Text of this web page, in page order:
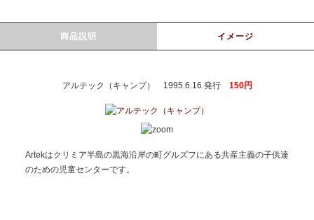
商品説明 イメージ
アルテック（キャンプ） 1995.6.16.発行 150円
Artekはクリミア半島の黒海沿岸の町グルズフにある共産主義の子供達
のための児童センターです。